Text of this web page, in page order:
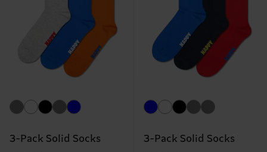
3-Pack Solid Socks
3-Pack Solid Socks